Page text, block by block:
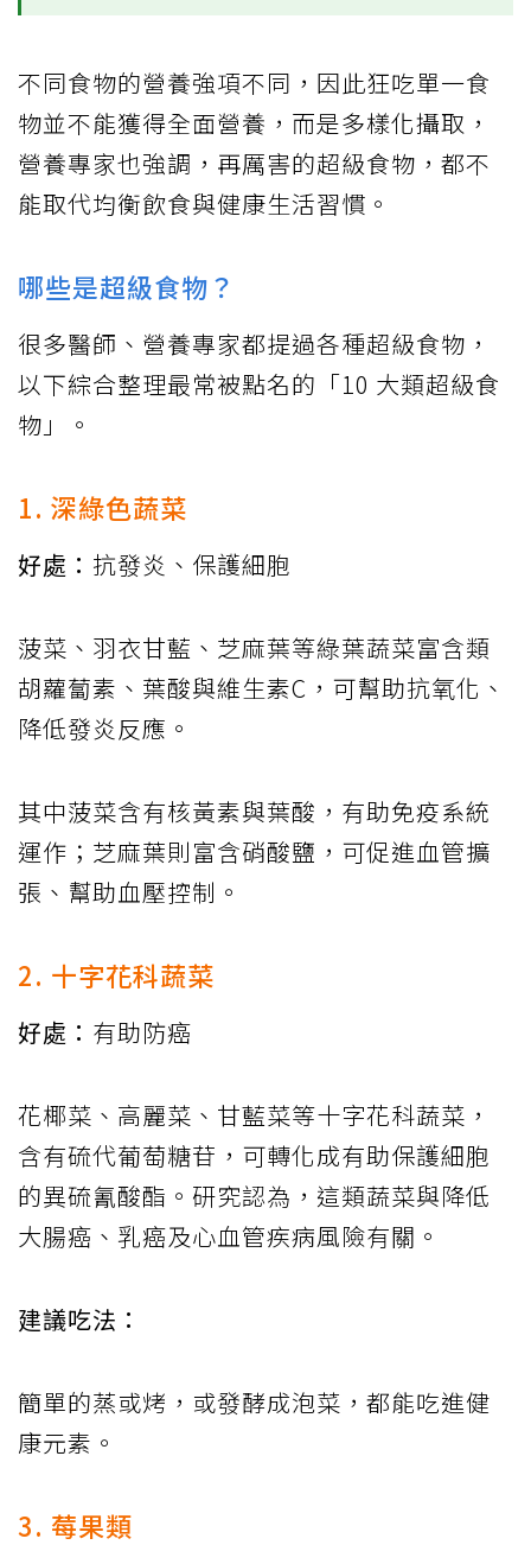
不同食物的營養強項不同，因此狂吃單一食
物並不能獲得全面營養，而是多樣化攝取，
營養專家也強調，再厲害的超級食物，都不
能取代均衡飲食與健康生活習慣。
哪些是超級食物？
很多醫師、營養專家都提過各種超級食物，
以下綜合整理最常被點名的「10 大類超級食
物」。
1. 深綠色蔬菜
好處： 抗發炎、保護細胞
菠菜、羽衣甘藍、芝麻葉等綠葉蔬菜富含類
胡蘿蔔素、葉酸與維生素C，可幫助抗氧化、
降低發炎反應。
其中菠菜含有核黃素與葉酸，有助免疫系統
運作；芝麻葉則富含硝酸鹽，可促進血管擴
張、幫助血壓控制。
2. 十字花科蔬菜
好處： 有助防癌
花椰菜、高麗菜、甘藍菜等十字花科蔬菜，
含有硫代葡萄糖苷，可轉化成有助保護細胞
的異硫氰酸酯。研究認為，這類蔬菜與降低
大腸癌、乳癌及心血管疾病風險有關。
建議吃法：
簡單的蒸或烤，或發酵成泡菜，都能吃進健
康元素。
3. 莓果類